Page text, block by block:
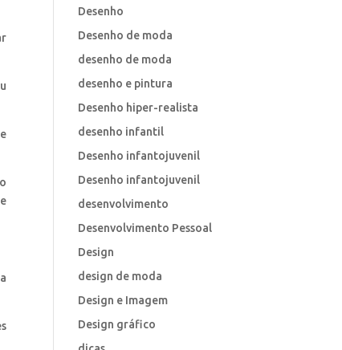
Desenho
Desenho de moda
desenho de moda
desenho e pintura
Desenho hiper-realista
desenho infantil
Desenho infantojuvenil
Desenho infantojuvenil
desenvolvimento
Desenvolvimento Pessoal
Design
design de moda
Design e Imagem
Design gráfico